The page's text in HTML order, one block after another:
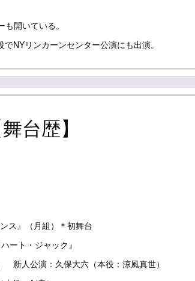
開いている。
NYリンカーンセンター公演にも出演。
舞台歴】
ス』（月組）＊初舞台
ート・ジャック』
新人公演：久保大六（本役：涼風真世）